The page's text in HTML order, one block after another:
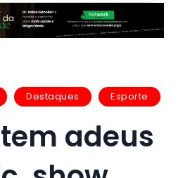
Destaques Esporte
adeus